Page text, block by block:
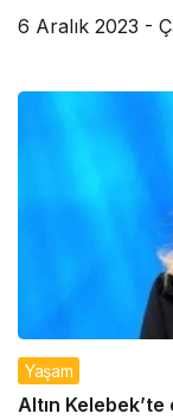
6 Aralık 2023 -
Yaşam
Altın